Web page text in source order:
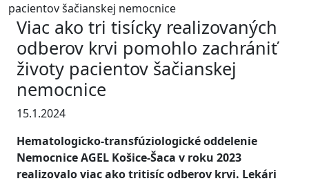
pacientov šačianskej nemocnice
Viac ako tri tisícky realizovaných
odberov krvi pomohlo zachrániť
životy pacientov šačianskej
nemocnice
15.1.2024
Hematologicko-transfúziologické oddelenie
Nemocnice AGEL Košice-Šaca v roku 2023
realizovalo viac ako tritisíc odberov krvi. Lekári